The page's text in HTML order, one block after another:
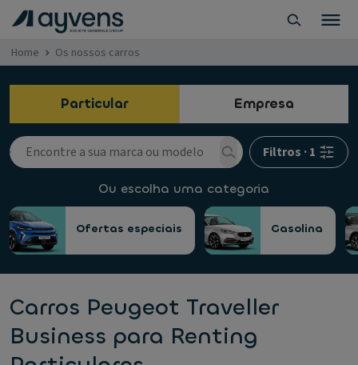
Home Os nossos carros
Particular Empresa
Filtros ·1
Ou escolha uma categoria
Ofertas especiais Gasolina
Carros Peugeot Traveller
Business para Renting